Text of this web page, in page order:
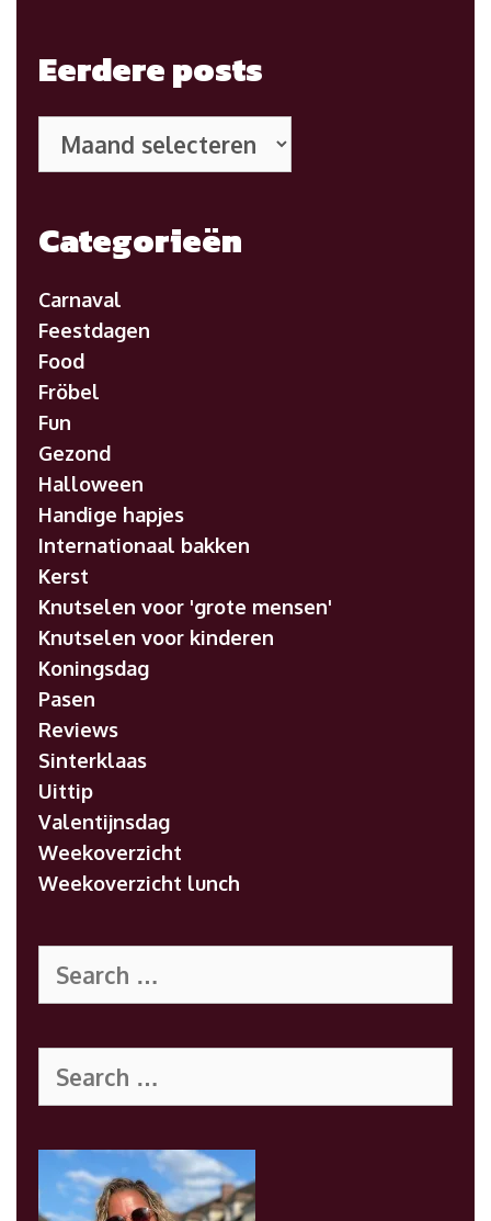
Eerdere posts
posts
Categorieën
Carnaval
Feestdagen
Food
Fröbel
Fun
Gezond
Halloween
Handige hapjes
Internationaal bakken
Kerst
Knutselen voor 'grote mensen'
Knutselen voor kinderen
Koningsdag
Pasen
Reviews
Sinterklaas
Uittip
Valentijnsdag
Weekoverzicht
Weekoverzicht lunch
for:
for: